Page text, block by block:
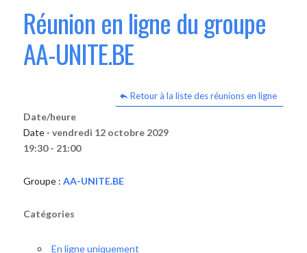
Réunion en ligne du groupe
AA-UNITE.BE
Retour à la liste des réunions en ligne
Date/heure
Date - vendredi 12 octobre 2029
19:30 - 21:00
Groupe : AA-UNITE.BE
Catégories
En ligne uniquement